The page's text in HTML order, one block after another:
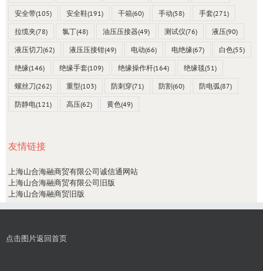
安全带(105) 安全鞋(191) 干箱(60) 手动(58) 手套(271)
拉缆夹(78) 氯丁(48) 油压压接器(49) 测试仪(76) 液压(90)
液压切刀(62) 液压压接钳(49) 电动(66) 电绝缘(67) 白色(55)
绝缘(146) 绝缘手套(109) 绝缘操作杆(164) 绝缘毯(51)
螺丝刀(262) 重型(103) 防刺穿(71) 防割(60) 防电弧(87)
防静电(121) 高压(62) 黄色(49)
友情链接
上海山合海融商贸有限公司诚信通网站
上海山合海融商贸有限公司旧版
上海山合海融商贸旧版
点击图片返回首页